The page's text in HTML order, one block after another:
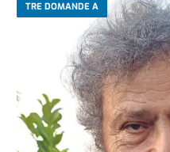
TRE DOMANDE A